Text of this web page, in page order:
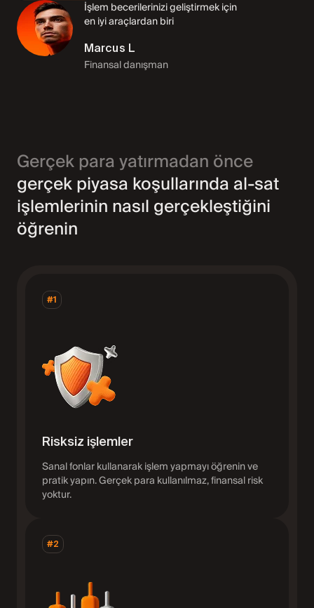
İşlem becerilerinizi geliştirmek için
en iyi araçlardan biri
Marcus L
Finansal danışman
Gerçek para yatırmadan önce
gerçek piyasa koşullarında al-sat
işlemlerinin nasıl gerçekleştiğini
öğrenin
#1
Risksiz işlemler
Sanal fonlar kullanarak işlem yapmayı öğrenin ve
pratik yapın. Gerçek para kullanılmaz, finansal risk
yoktur.
#2